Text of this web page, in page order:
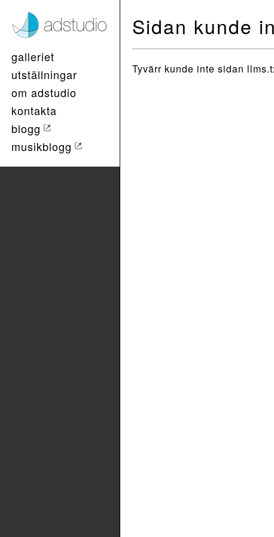
galleriet
utställningar
om adstudio
kontakta
blogg
musikblogg
Sidan kunde
Tyvärr kunde inte sidan